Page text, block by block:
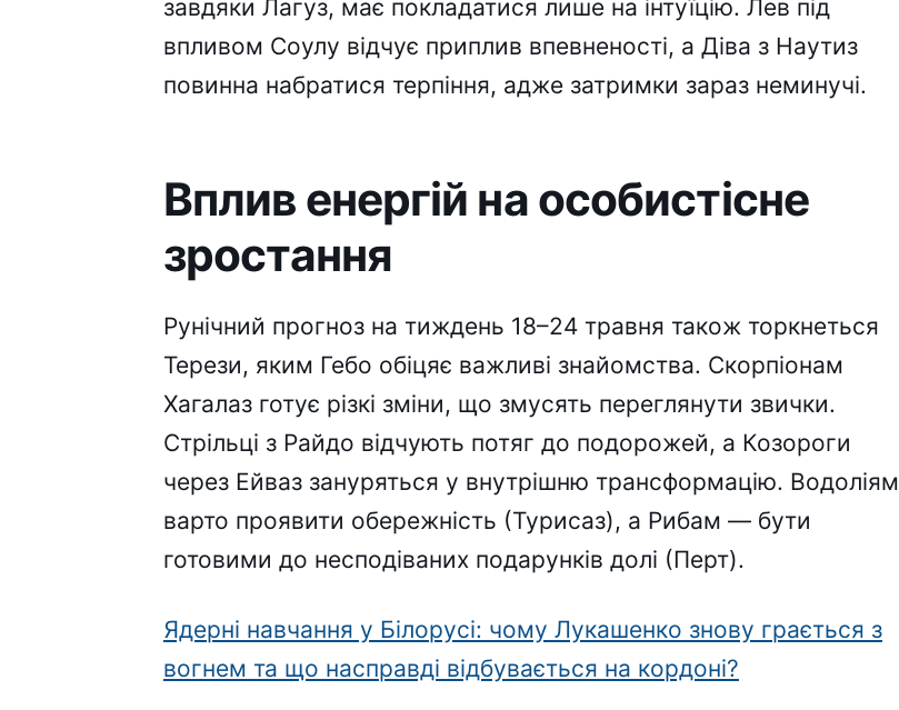
завдяки Лагуз, має покладатися лише на інтуїцію. Лев під
впливом Соулу відчує приплив впевненості, а Діва з Наутиз
повинна набратися терпіння, адже затримки зараз неминучі.
Вплив енергій на особистісне
зростання
Рунічний прогноз на тиждень 18–24 травня також торкнеться
Терези, яким Гебо обіцяє важливі знайомства. Скорпіонам
Хагалаз готує різкі зміни, що змусять переглянути звички.
Стрільці з Райдо відчують потяг до подорожей, а Козороги
через Ейваз зануряться у внутрішню трансформацію. Водоліям
варто проявити обережність (Турисаз), а Рибам — бути
готовими до несподіваних подарунків долі (Перт).
Ядерні навчання у Білорусі: чому Лукашенко знову грається з
вогнем та що насправді відбувається на кордоні?